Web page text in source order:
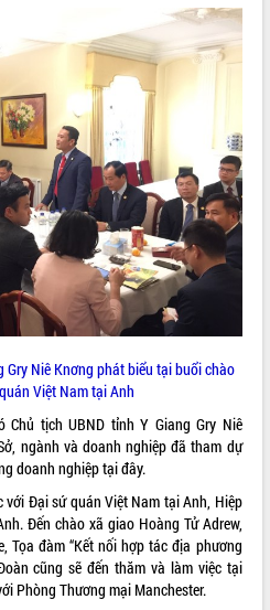
Gry Niê Knơng phát biểu tại buổi chào
Việt Nam tại Anh
tịch UBND tỉnh Y Giang Gry Niê
ngành và doanh nghiệp đã tham dự
doanh nghiệp tại đây.
với Đại sứ quán Việt Nam tại Anh, Hiệp
Đến chào xã giao Hoàng Tử Adrew,
Tọa đàm “Kết nối hợp tác địa phương
cũng sẽ đến thăm và làm việc tại
Phòng Thương mại Manchester.